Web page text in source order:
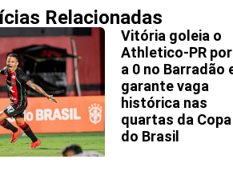
Relacionadas
Vitória goleia o
Athletico-PR
a 0 no Barradão
garante vaga
histórica nas
quartas da Copa
do Brasil